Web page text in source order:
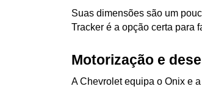
Suas dimensões são um
Tracker é a opção certa para
Motorização e
A Chevrolet equipa o Onix e